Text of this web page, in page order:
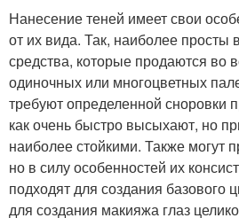
Нанесение теней имеет свои
от их вида. Так, наиболее просты
средства, которые продаются во
одиночных или многоцветных
требуют определенной сноровки
как очень быстро высыхают, но
наиболее стойкими. Также могут
но в силу особенностей их
подходят для создания базового
для создания макияжа глаз